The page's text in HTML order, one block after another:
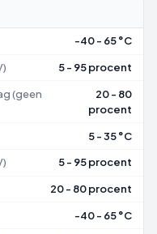
-40 - 65 °C
5 - 95 procent
(geen
20 - 80
procent
5 - 35 °C
5 - 95 procent
20 - 80 procent
-40 - 65 °C